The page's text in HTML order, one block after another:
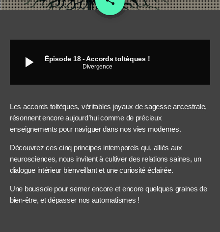
play_arrow Épisode 18 - Accords toltèques !
Divergence
Les accords toltèques, véritables joyaux de sagesse ancestrale,
résonnent encore aujourd’hui comme de précieux
enseignements pour naviguer dans nos vies modernes.
Découvrez ces cinq principes intemporels qui, alliés aux
neurosciences, nous invitent à cultiver des relations saines, un
dialogue intérieur bienveillant et une curiosité éclairée.
Une boussole pour semer encore et encore quelques graines de
bien-être, et dépasser nos automatismes !